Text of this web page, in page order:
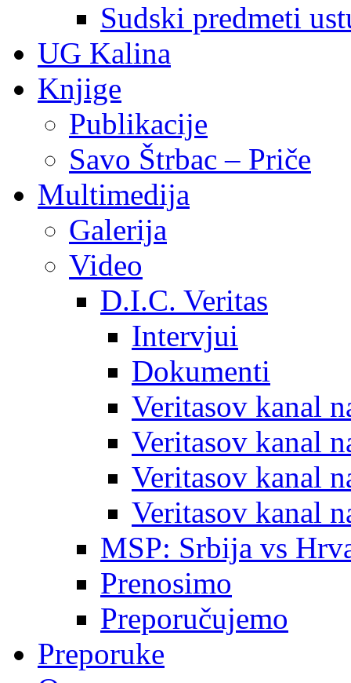
Sudski predmeti
UG Kalina
Knjige
Publikacije
Savo Štrbac – Priče
Multimedija
Galerija
Video
D.I.C. Veritas
Intervjui
Dokumenti
Veritasov kanal
Veritasov kanal
Veritasov kanal
Veritasov kanal
MSP: Srbija vs
Prenosimo
Preporučujemo
Preporuke